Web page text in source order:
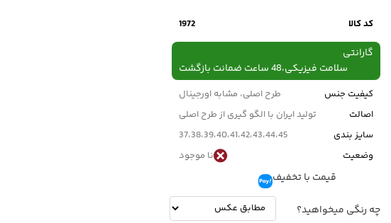
کد کالا 1972
گارانتی
سلامت فیزیکی،48 ساعت ضمانت بازگشت
کیفیت جنس
طرح اصلی، مشابه اورجینال
اصالت
تولید ایران با الگو گیری از طرح اصلی
سایز بندی
37،38،39،40،41،42،43،44،45
وضعیت
نا موجود
قیمت با تخفیف
چه رنگی میخواهید؟